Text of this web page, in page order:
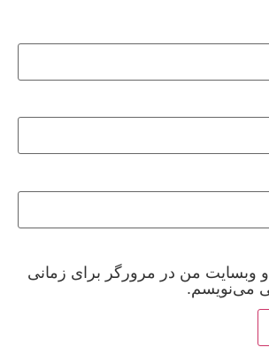
و وبسایت من در مرورگر برای زمانی
می‌نویسم.